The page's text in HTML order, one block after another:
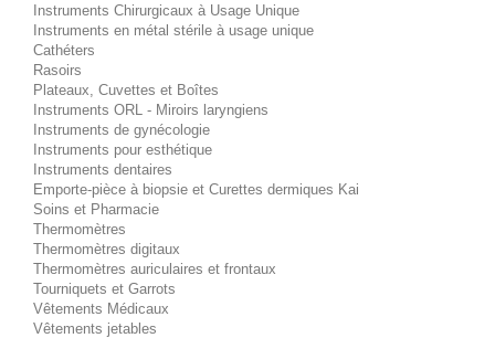
Instruments Chirurgicaux à Usage Unique
Instruments en métal stérile à usage unique
Cathéters
Rasoirs
Plateaux, Cuvettes et Boîtes
Instruments ORL - Miroirs laryngiens
Instruments de gynécologie
Instruments pour esthétique
Instruments dentaires
Emporte-pièce à biopsie et Curettes dermiques Kai
Soins et Pharmacie
Thermomètres
Thermomètres digitaux
Thermomètres auriculaires et frontaux
Tourniquets et Garrots
Vêtements Médicaux
Vêtements jetables